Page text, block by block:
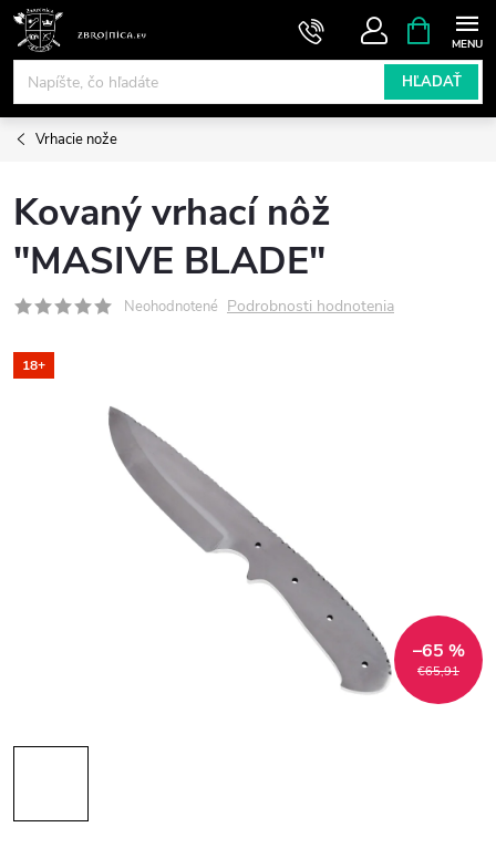
Prejsť
obsah
HĽADAŤ
KOŠÍK
Vrhacie nože
Kovaný vrhací nôž
"MASIVE BLADE"
Neohodnotené Podrobnosti hodnotenia
18+
€65,91
–65 %